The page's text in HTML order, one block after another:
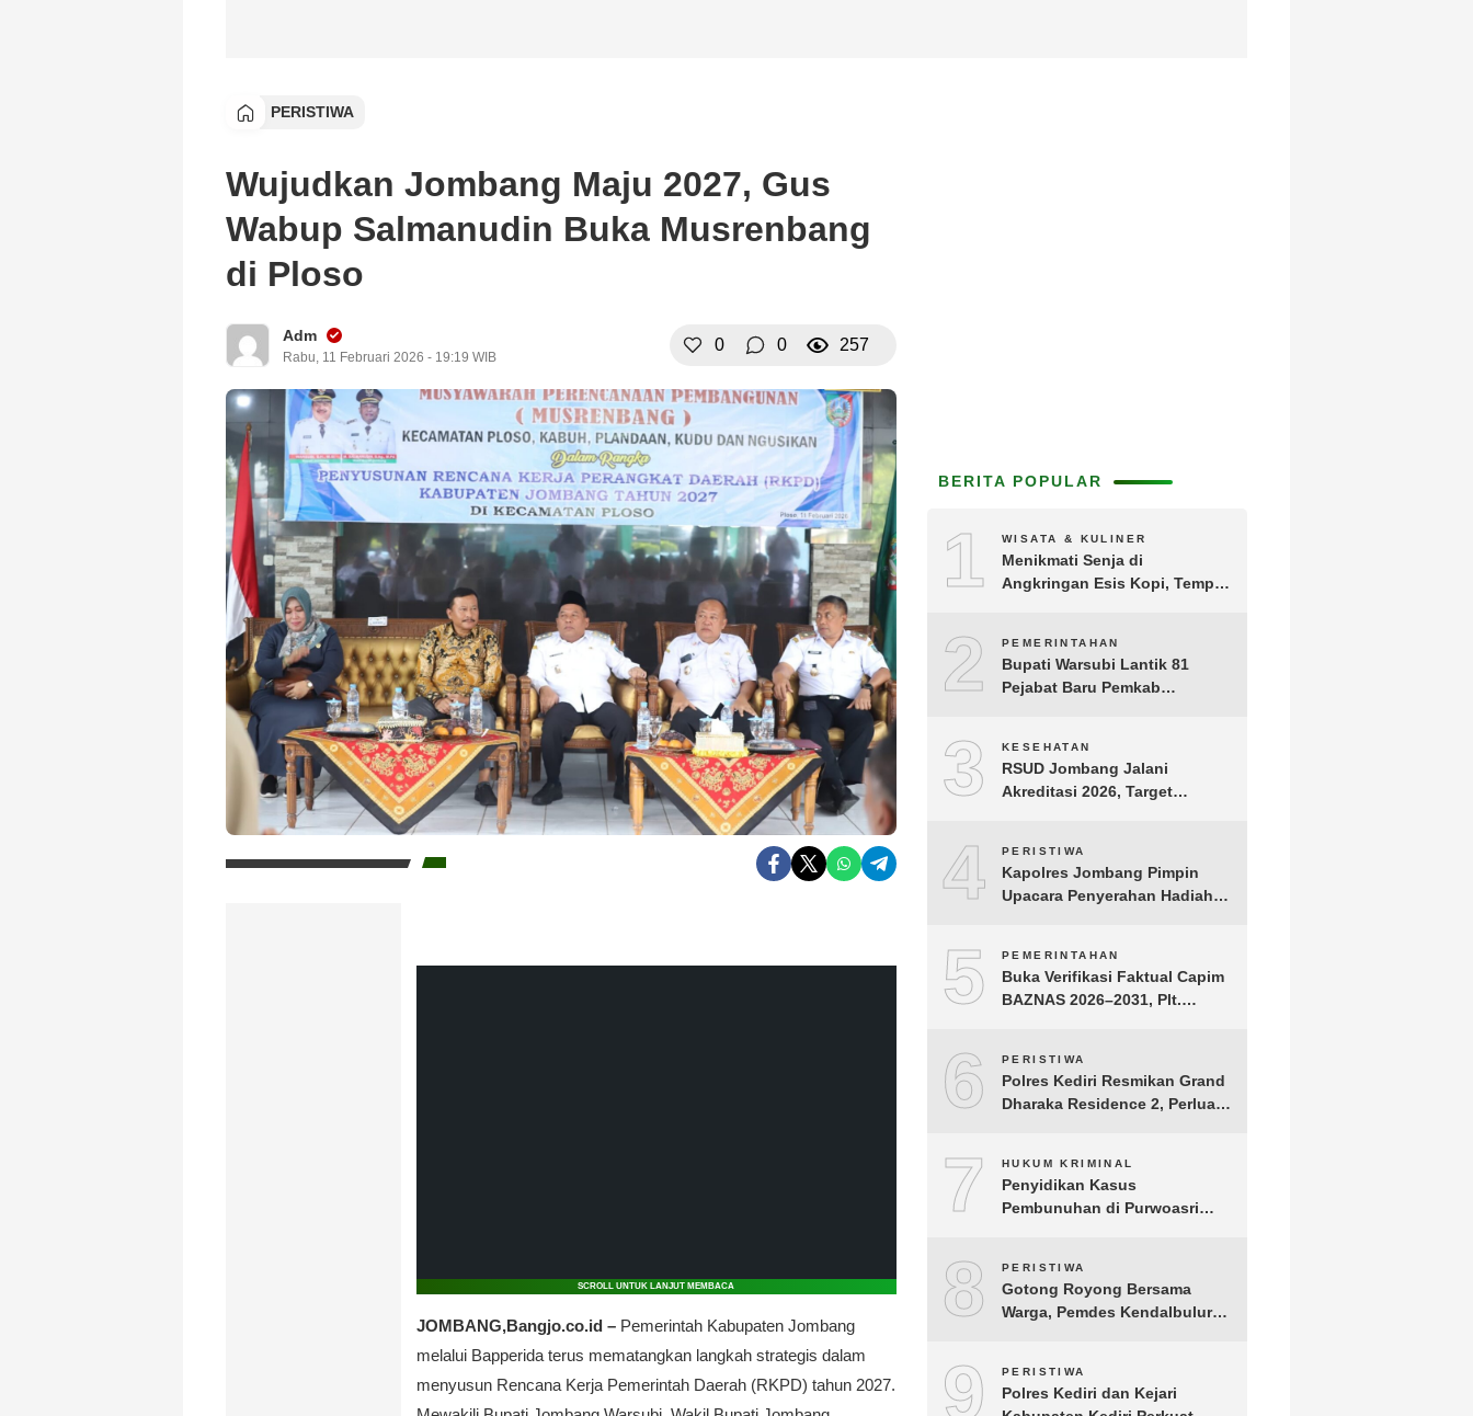
PERISTIWA
Wujudkan Jombang Maju 2027, Gus
Wabup Salmanudin Buka Musrenbang
di Ploso
Adm
Rabu, 11 Februari 2026 - 19:19 WIB
0 0 257
SCROLL UNTUK LANJUT MEMBACA
JOMBANG,Bangjo.co.id – Pemerintah Kabupaten Jombang
melalui Bapperida terus mematangkan langkah strategis dalam
menyusun Rencana Kerja Pemerintah Daerah (RKPD) tahun 2027.
BERITA POPULAR
1 WISATA & KULINER
Menikmati Senja di
Angkringan Esis Kopi, Tempat
2 PEMERINTAHAN
Bupati Warsubi Lantik 81
Pejabat Baru Pemkab
3 KESEHATAN
RSUD Jombang Jalani
Akreditasi 2026, Target
Layanan
4 PERISTIWA
Kapolres Jombang Pimpin
Upacara Penyerahan Hadiah
5 PEMERINTAHAN
Buka Verifikasi Faktual Capim
BAZNAS 2026–2031, Plt.
Transparansi
6 PERISTIWA
Polres Kediri Resmikan Grand
Dharaka Residence 2, Perluas
7 HUKUM KRIMINAL
Penyidikan Kasus
Pembunuhan di Purwoasri
Adegan
8 PERISTIWA
Gotong Royong Bersama
Warga, Pemdes Kendalbulur
9 PERISTIWA
Polres Kediri dan Kejari